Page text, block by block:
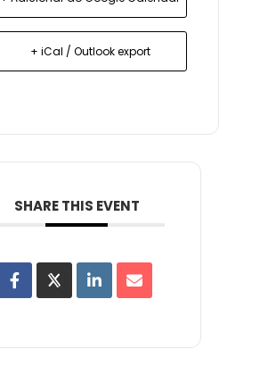
+ iCal / Outlook export
SHARE THIS EVENT